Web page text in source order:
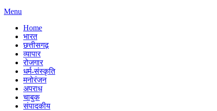
Menu
Home
भारत
छत्तीसगढ़
व्यापार
रोजगार
धर्म-संस्कृति
मनोरंजन
अपराध
चाबुक
संपादकीय